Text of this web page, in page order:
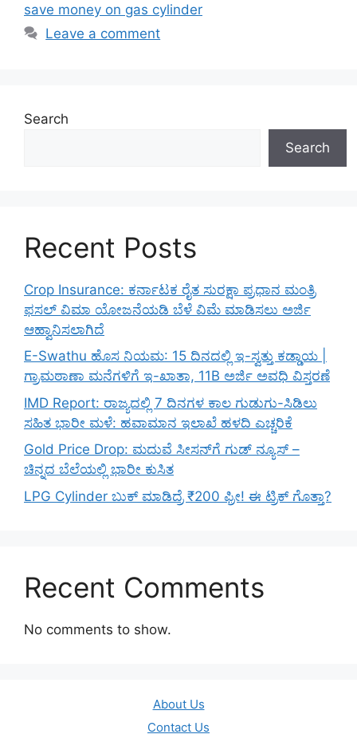
save money on gas cylinder
Leave a comment
Search
Search
Recent Posts
Crop Insurance: ಕರ್ನಾಟಕ ರೈತ ಸುರಕ್ಷಾ ಪ್ರಧಾನ ಮಂತ್ರಿ
ಫಸಲ್ ವಿಮಾ ಯೋಜನೆಯಡಿ ಬೆಳೆ ವಿಮೆ ಮಾಡಿಸಲು ಅರ್ಜಿ
ಆಹ್ವಾನಿಸಲಾಗಿದೆ
E-Swathu ಹೊಸ ನಿಯಮ: 15 ದಿನದಲ್ಲಿ ಇ-ಸ್ವತ್ತು ಕಡ್ಡಾಯ |
ಗ್ರಾಮಠಾಣಾ ಮನೆಗಳಿಗೆ ಇ-ಖಾತಾ, 11B ಅರ್ಜಿ ಅವಧಿ ವಿಸ್ತರಣೆ
IMD Report: ರಾಜ್ಯದಲ್ಲಿ 7 ದಿನಗಳ ಕಾಲ ಗುಡುಗು-ಸಿಡಿಲು
ಸಹಿತ ಭಾರೀ ಮಳೆ: ಹವಾಮಾನ ಇಲಾಖೆ ಹಳದಿ ಎಚ್ಚರಿಕೆ
Gold Price Drop: ಮದುವೆ ಸೀಸನ್‌ಗೆ ಗುಡ್ ನ್ಯೂಸ್ –
ಚಿನ್ನದ ಬೆಲೆಯಲ್ಲಿ ಭಾರೀ ಕುಸಿತ
LPG Cylinder ಬುಕ್ ಮಾಡಿದ್ರೆ ₹200 ಫ್ರೀ! ಈ ಟ್ರಿಕ್ ಗೊತ್ತಾ?
Recent Comments
No comments to show.
About Us
Contact Us